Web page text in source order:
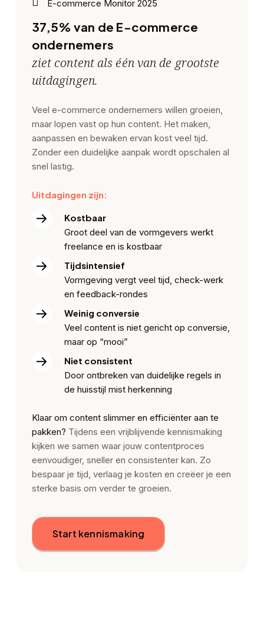
E-commerce Monitor 2025
37,5% van de E-commerce
ondernemers
ziet content als één van de grootste
uitdagingen.
Veel e-commerce ondernemers willen groeien,
maar lopen vast op hun content. Het maken,
aanpassen en bewaken ervan kost veel tijd.
Zonder een duidelijke aanpak wordt opschalen al
snel lastig.
Uitdagingen zijn:
Kostbaar
Groot deel van de vormgevers werkt
freelance en is kostbaar
Tijdsintensief
Vormgeving vergt veel tijd, check-werk
en feedback-rondes
Weinig conversie
Veel content is niet gericht op conversie,
maar op “mooi”
Niet consistent
Door ontbreken van duidelijke regels in
de huisstijl mist herkenning
Klaar om content slimmer en efficiënter aan te
pakken? Tijdens een vrijblijvende kennismaking
kijken we samen waar jouw contentproces
eenvoudiger, sneller en consistenter kan. Zo
bespaar je tijd, verlaag je kosten en creëer je een
sterke basis om verder te groeien.
Start kennismaking